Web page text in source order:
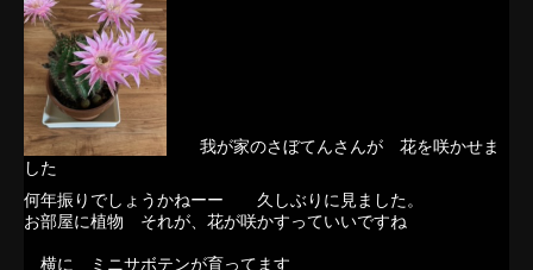
我が家のさぼてんさんが 花を咲かせま
した
何年振りでしょうかねーー 久しぶりに見ました。
お部屋に植物 それが、花が咲かすっていいですね
横に ミニサボテンが育ってます